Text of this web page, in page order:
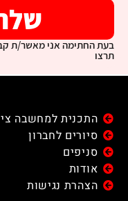
בעת החתימה אני מאשר/ת
תרצו
התכנית למחשבה
סיורים לחברון
סניפים
אודות
הצהרת נגישות